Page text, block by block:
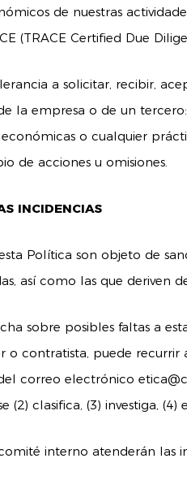
de nuestras
(TRACE Certified Due
a solicitar, recibir,
la empresa o de un tercero:
o cualquier
de acciones u omisiones.
INCIDENCIAS
Política son objeto de
así como las que deriven
sobre posibles faltas a
o contratista, puede recurrir
correo electrónico
(2) clasifica, (3) investiga,
interno atenderán las